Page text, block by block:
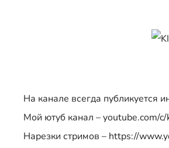
На канале всегда публикуется
Мой ютуб канал – youtube.com/
Нарезки стримов – https://